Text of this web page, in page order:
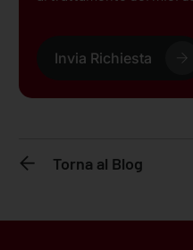
Invia Richiesta
Torna al Blog